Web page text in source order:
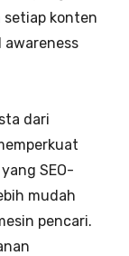
konten
awareness
dari
SEO-
mudah
pencari.